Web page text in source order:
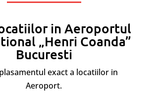
in Aeroportul
„Henri Coanda”
Bucuresti
exact a locatiilor in
Aeroport.